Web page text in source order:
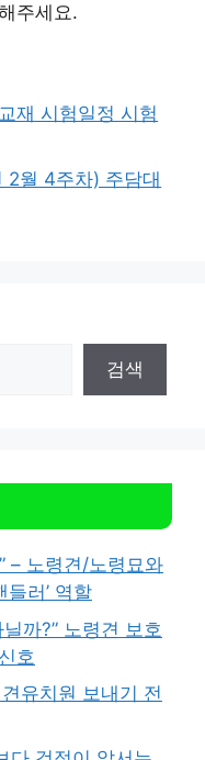
주세요.
재 시험일정 시험
2월 4주차) 주담대
검색
– 노령견/노령묘와
들러’ 역할
까?” 노령견 보호
호
유치원 보내기 전